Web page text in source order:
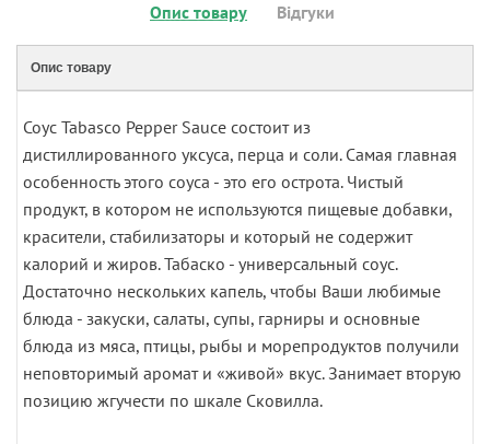
Опис товару Відгуки
Опис товару
Соус Tabasco Pepper Sauce состоит из
дистиллированного уксуса, перца и соли. Самая главная
особенность этого соуса - это его острота. Чистый
продукт, в котором не используются пищевые добавки,
красители, стабилизаторы и который не содержит
калорий и жиров. Табаско - универсальный соус.
Достаточно нескольких капель, чтобы Ваши любимые
блюда - закуски, салаты, супы, гарниры и основные
блюда из мяса, птицы, рыбы и морепродуктов получили
неповторимый аромат и «живой» вкус. Занимает вторую
позицию жгучести по шкале Сковилла.